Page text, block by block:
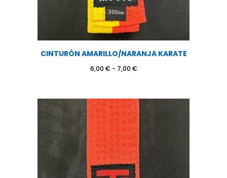
CINTURÓN AMARILLO/NARANJA KARATE
6,00 € - 7,00 €Rango
6,00 €
hasta
7,00 €